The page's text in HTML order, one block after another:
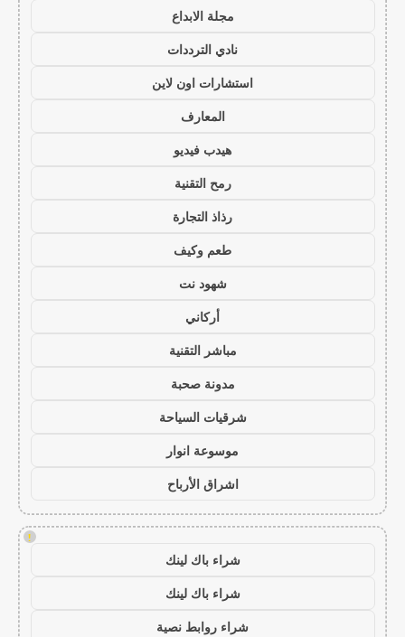
مجلة الابداع
نادي الترددات
استشارات اون لاين
المعارف
هيدب فيديو
رمح التقنية
رذاذ التجارة
طعم وكيف
شهود نت
أركاني
مباشر التقنية
مدونة صحبة
شرقيات السياحة
موسوعة انوار
اشراق الأرباح
!
شراء باك لينك
شراء باك لينك
شراء روابط نصية